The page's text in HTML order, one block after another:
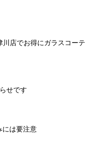
川店でお得にガラスコーテ
せです
には要注意